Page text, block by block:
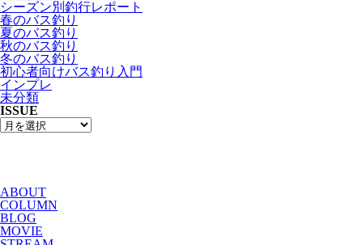
シーズン別釣行レポート
春のバス釣り
夏のバス釣り
秋のバス釣り
冬のバス釣り
初心者向けバス釣り入門
インプレ
未分類
ISSUE
ABOUT
COLUMN
BLOG
MOVIE